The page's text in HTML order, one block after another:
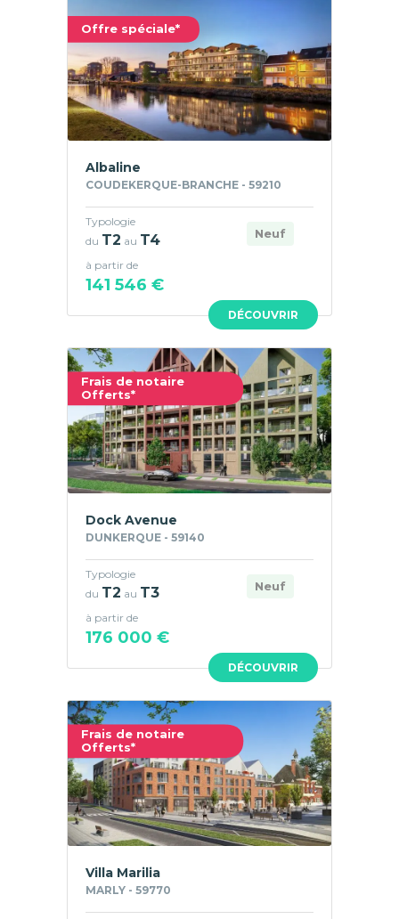
Offre spéciale*
DÉCOUVRIR
Albaline
COUDEKERQUE-BRANCHE - 59210
Neuf
Typologie
du T2 au T4
à partir de
141 546 €
Frais de notaire
Offerts*
DÉCOUVRIR
Dock Avenue
DUNKERQUE - 59140
Neuf
Typologie
du T2 au T3
à partir de
176 000 €
Frais de notaire
Offerts*
Villa Marilia
MARLY - 59770